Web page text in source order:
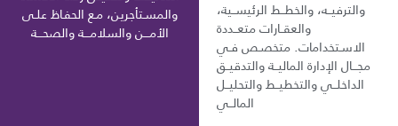
والترفيــه، والخطــط الرئيســية،
والعقــارات متعــددة
الاسـتخدامات. متخصـص فـي
مجـــال الإدارة الماليــة والتدقيــق
الداخلــي والتخطيــط والتحليــل
المالــي
والمسـتأجرين، مـع الحفـاظ علـى
الأمـــن والسلامـــة والصحـــة